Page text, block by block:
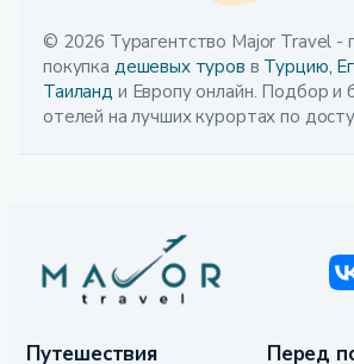
© 2026 Турагентство Major Travel -
покупка дешевых туров в Турцию,
Таиланд и Европу онлайн. Подбор и
отелей на лучших курортах по
Путешествия Перед